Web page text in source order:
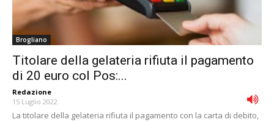
Brogliano
Titolare della gelateria rifiuta il pagamento
di 20 euro col Pos:...
Redazione -
15 Luglio 2022
La titolare della gelateria rifiuta il pagamento con la carta di debito,